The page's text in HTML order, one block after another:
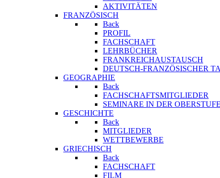
AKTIVITÄTEN
FRANZÖSISCH
Back
PROFIL
FACHSCHAFT
LEHRBÜCHER
FRANKREICHAUSTAUSCH
DEUTSCH-FRANZÖSISCHER
GEOGRAPHIE
Back
FACHSCHAFTSMITGLIEDER
SEMINARE IN DER OBERSTUFE
GESCHICHTE
Back
MITGLIEDER
WETTBEWERBE
GRIECHISCH
Back
FACHSCHAFT
FILM